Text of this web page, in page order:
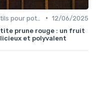
• 12/06/2025
prune rouge : un fruit
et polyvalent